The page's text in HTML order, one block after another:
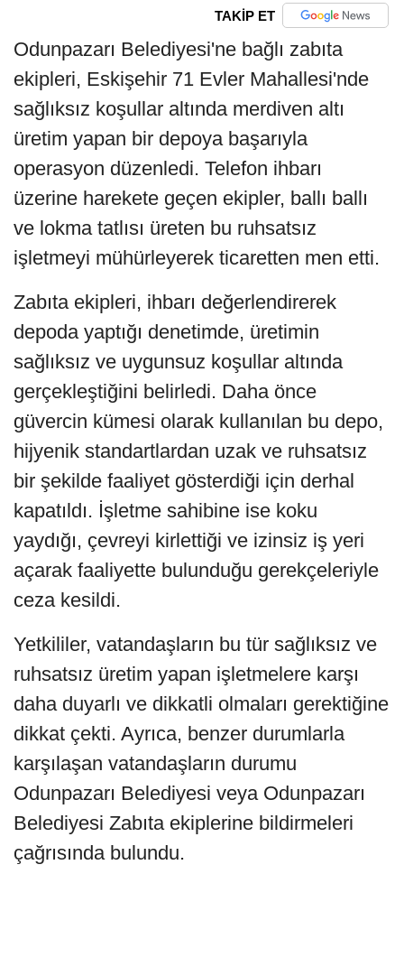
TAKİP ET
Odunpazarı Belediyesi'ne bağlı zabıta
ekipleri, Eskişehir 71 Evler Mahallesi'nde
sağlıksız koşullar altında merdiven altı
üretim yapan bir depoya başarıyla
operasyon düzenledi. Telefon ihbarı
üzerine harekete geçen ekipler, ballı ballı
ve lokma tatlısı üreten bu ruhsatsız
işletmeyi mühürleyerek ticaretten men etti.
Zabıta ekipleri, ihbarı değerlendirerek
depoda yaptığı denetimde, üretimin
sağlıksız ve uygunsuz koşullar altında
gerçekleştiğini belirledi. Daha önce
güvercin kümesi olarak kullanılan bu depo,
hijyenik standartlardan uzak ve ruhsatsız
bir şekilde faaliyet gösterdiği için derhal
kapatıldı. İşletme sahibine ise koku
yaydığı, çevreyi kirlettiği ve izinsiz iş yeri
açarak faaliyette bulunduğu gerekçeleriyle
ceza kesildi.
Yetkililer, vatandaşların bu tür sağlıksız ve
ruhsatsız üretim yapan işletmelere karşı
daha duyarlı ve dikkatli olmaları gerektiğine
dikkat çekti. Ayrıca, benzer durumlarla
karşılaşan vatandaşların durumu
Odunpazarı Belediyesi veya Odunpazarı
Belediyesi Zabıta ekiplerine bildirmeleri
çağrısında bulundu.